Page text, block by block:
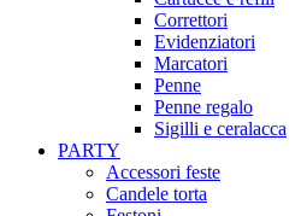
Correttori
Evidenziatori
Marcatori
Penne
Penne regalo
Sigilli e ceralacca
PARTY
Accessori feste
Candele torta